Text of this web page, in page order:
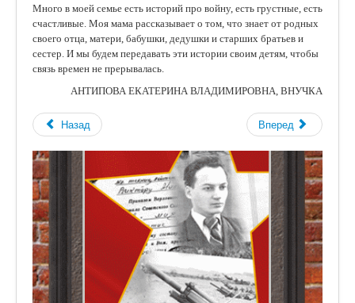
Много в моей семье есть историй про войну, есть грустные, есть
счастливые. Моя мама рассказывает о том, что знает от родных
своего отца, матери, бабушки, дедушки и старших братьев и
сестер. И мы будем передавать эти истории своим детям, чтобы
связь времен не прерывалась.
АНТИПОВА ЕКАТЕРИНА ВЛАДИМИРОВНА, ВНУЧКА
Назад Вперед